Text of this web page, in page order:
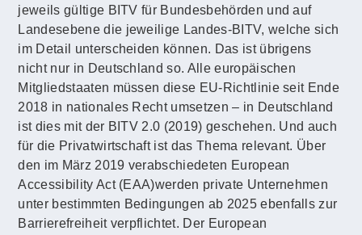
jeweils gültige BITV für Bundesbehörden und auf
Landesebene die jeweilige Landes-BITV, welche sich
im Detail unterscheiden können. Das ist übrigens
nicht nur in Deutschland so. Alle europäischen
Mitgliedstaaten müssen diese EU-Richtlinie seit Ende
2018 in nationales Recht umsetzen – in Deutschland
ist dies mit der BITV 2.0 (2019) geschehen. Und auch
für die Privatwirtschaft ist das Thema relevant. Über
den im März 2019 verabschiedeten European
Accessibility Act (EAA)werden private Unternehmen
unter bestimmten Bedingungen ab 2025 ebenfalls zur
Barrierefreiheit verpflichtet. Der European